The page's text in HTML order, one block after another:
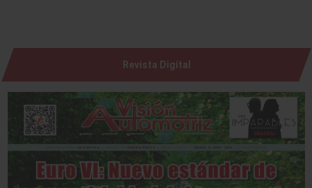
Revista Digital